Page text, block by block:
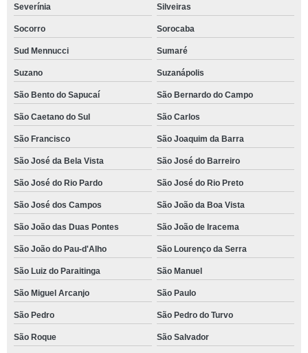
Severínia Silveiras
Socorro Sorocaba
Sud Mennucci Sumaré
Suzano Suzanápolis
São Bento do Sapucaí São Bernardo do Campo
São Caetano do Sul São Carlos
São Francisco São Joaquim da Barra
São José da Bela Vista São José do Barreiro
São José do Rio Pardo São José do Rio Preto
São José dos Campos São João da Boa Vista
São João das Duas Pontes São João de Iracema
São João do Pau-d'Alho São Lourenço da Serra
São Luiz do Paraitinga São Manuel
São Miguel Arcanjo São Paulo
São Pedro São Pedro do Turvo
São Roque São Salvador